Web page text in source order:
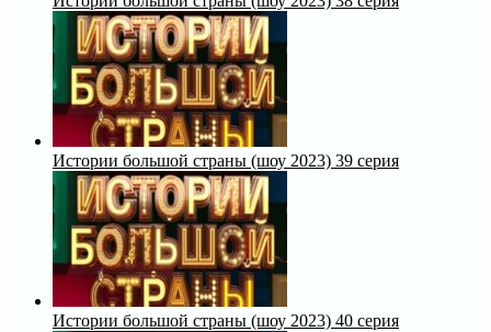
Истории большой страны (шоу 2023) 39 серия
Истории большой страны (шоу 2023) 40 серия